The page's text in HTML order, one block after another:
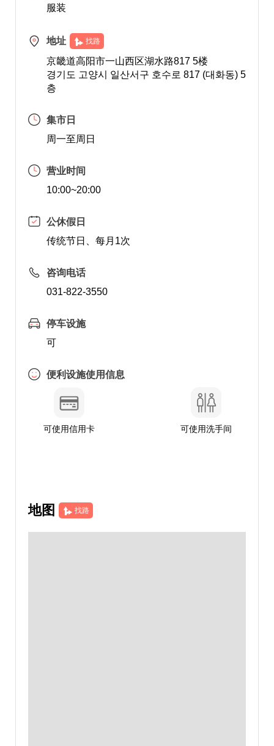
服装
地址 找路
京畿道高阳市一山西区湖水路817 5楼
경기도 고양시 일산서구 호수로 817 (대화동) 5
층
集市日
周一至周日
营业时间
10:00~20:00
公休假日
传统节日、每月1次
咨询电话
031-822-3550
停车设施
可
便利设施使用信息
可使用信用卡 可使用洗手间
地图 找路